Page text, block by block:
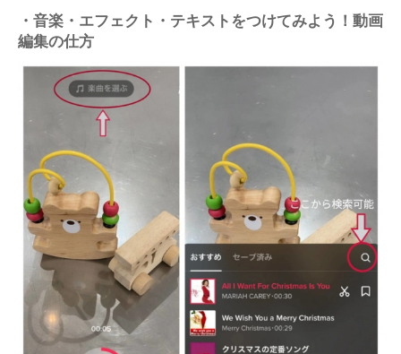
・音楽・エフェクト・テキストをつけてみよう！動画
編集の仕方